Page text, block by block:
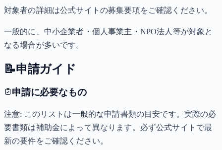
対象者の詳細は公式サイトの募集要項をご確認ください。
一般的に、中小企業者・個人事業主・NPO法人等が対象と
なる場合が多いです。
📝申請ガイド
申請に必要なもの
注意: このリストは一般的な申請書類の目安です。実際の必
要書類は補助金によって異なります。必ず公式サイトで最
新の要件をご確認ください。